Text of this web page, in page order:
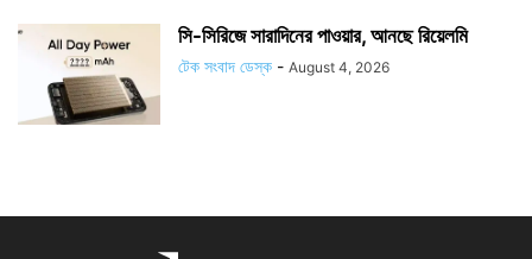
সি-সিরিজে সারাদিনের পাওয়ার, আনছে রিয়েলমি
টেক সংবাদ ডেস্ক - August 4, 2026